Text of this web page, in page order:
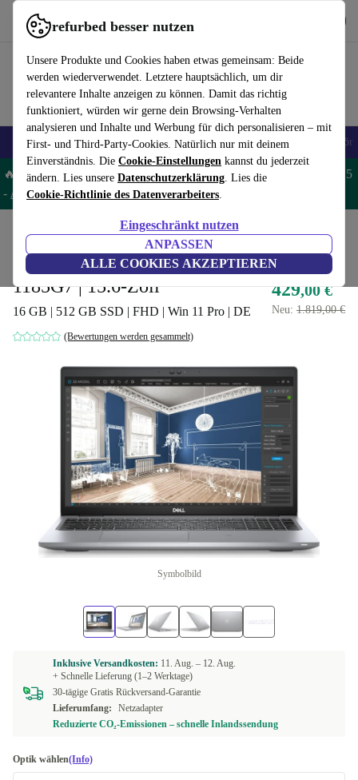
refurbed besser nutzen
Unsere Produkte und Cookies haben etwas gemeinsam: Beide
werden wiederverwendet. Letztere hauptsächlich, um dir
relevantere Inhalte anzeigen zu können. Damit das richtig
funktioniert, würden wir gerne dein Browsing-Verhalten
analysieren und Inhalte und Werbung für dich personalisieren – mit
First- und Third-Party-Cookies. Natürlich nur mit deinem
Einverständnis. Die Cookie-Einstellungen kannst du jederzeit
ändern. Lies unsere Datenschutzerklärung. Lies die
Cookie-Richtlinie des Datenverarbeiters.
Eingeschränkt nutzen
ANPASSEN
ALLE COOKIES AKZEPTIEREN
refurbed schnell und einfach nutzen
🎒 Back to school Handys Laptops Tablets Smartwatches Zubehör
🔥 Spare 5% EXTRA auf MacBooks und iPads – Code: MACPAD5
- AGB
Laptops Dell Laptops
Dell Precision 3560 | i7-
1185G7 | 15.6-Zoll
16 GB | 512 GB SSD | FHD | Win 11 Pro | DE
(Bewertungen werden gesammelt)
429,00 €
Neu: 1.819,00 €
Symbolbild
Inklusive Versandkosten: 11. Aug. – 12. Aug.
+ Schnelle Lieferung (1–2 Werktage)
30-tägige Gratis Rückversand-Garantie
Lieferumfang:
Netzadapter
Reduzierte CO₂-Emissionen – schnelle Inlandssendung
Optik wählen(Info)